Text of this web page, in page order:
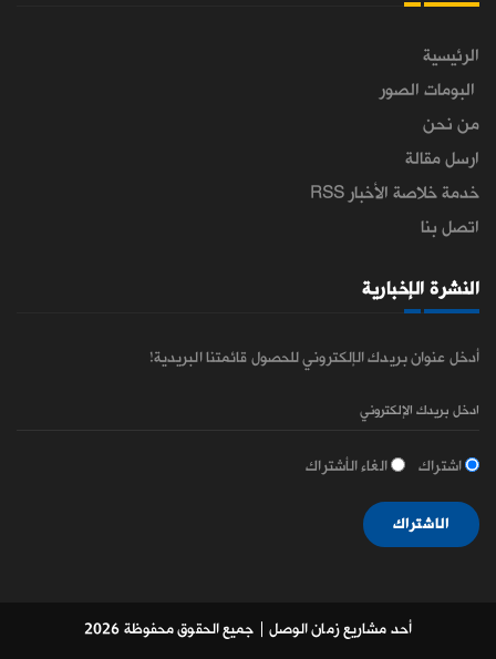
الرئيسية
البومات الصور
من نحن
ارسل مقالة
خدمة خلاصة الأخبار RSS
اتصل بنا
النشرة الإخبارية
أدخل عنوان بريدك الإلكتروني للحصول قائمتنا البريدية!
اشتراك الغاء الأشتراك
الاشتراك
أحد مشاريع زمان الوصل | جميع الحقوق محفوظة 2026